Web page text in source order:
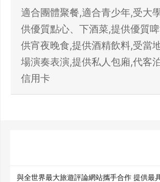
適合團體聚餐,適合青少年,受大
供優質點心、下酒菜,提供優質
供宵夜晚食,提供酒精飲料,受當
場演奏表演,提供私人包廂,代客
信用卡
與全世界最大旅遊評論網站攜手合作 提供最